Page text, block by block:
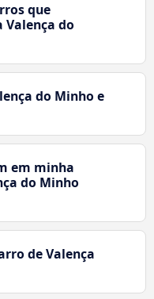
que
do
do Minho e
em minha
do Minho
de Valença